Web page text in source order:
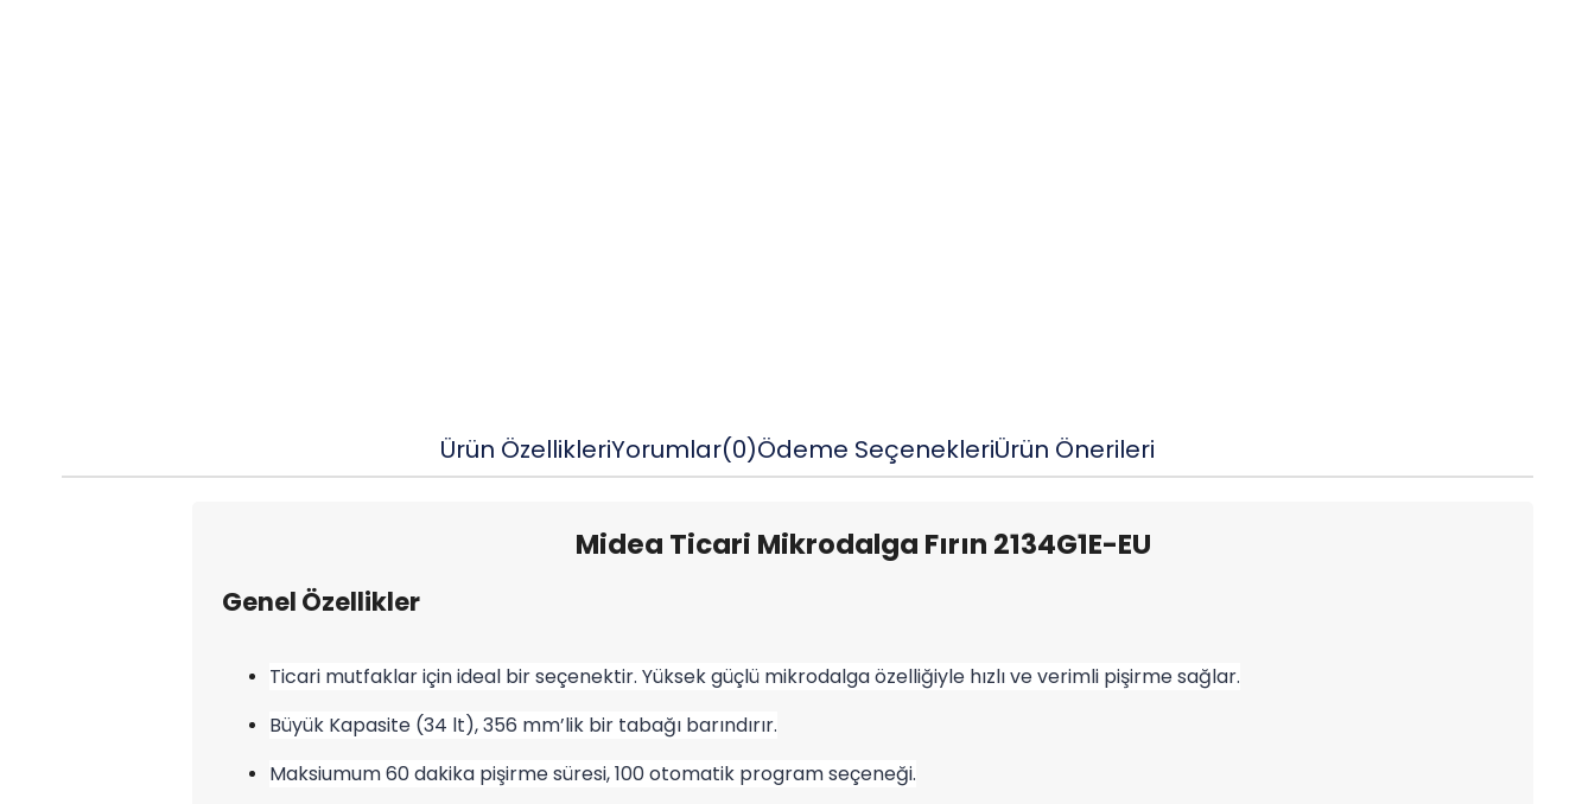
Ürün ÖzellikleriYorumlar(0)Ödeme SeçenekleriÜrün Önerileri
Midea Ticari Mikrodalga Fırın 2134G1E-EU
Genel Özellikler
Ticari mutfaklar için ideal bir seçenektir. Yüksek güçlü mikrodalga özelliğiyle hızlı ve verimli pişirme sağlar.
Büyük Kapasite (34 lt), 356 mm’lik bir tabağı barındırır.
Maksiumum 60 dakika pişirme süresi, 100 otomatik program seçeneği.